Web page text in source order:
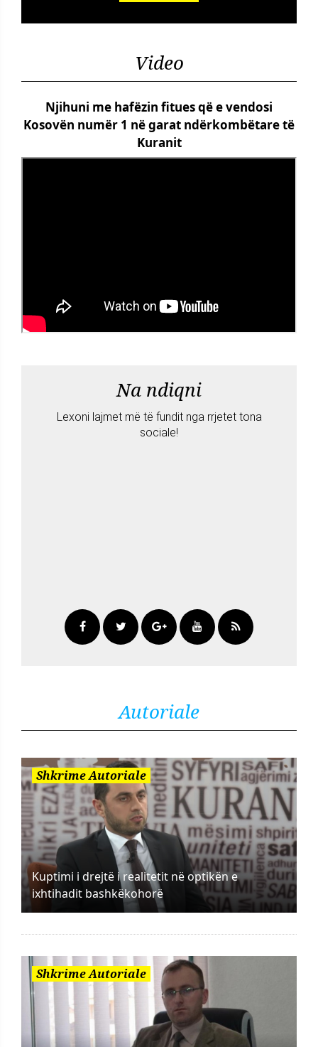
Video
Njihuni me hafëzin fitues që e vendosi
Kosovën numër 1 në garat ndërkombëtare të
Kuranit
Na ndiqni
Lexoni lajmet më të fundit nga rrjetet tona
sociale!
Autoriale
Shkrime Autoriale
Kuptimi i drejtë i realitetit në optikën e
ixhtihadit bashkëkohorë
Shkrime Autoriale